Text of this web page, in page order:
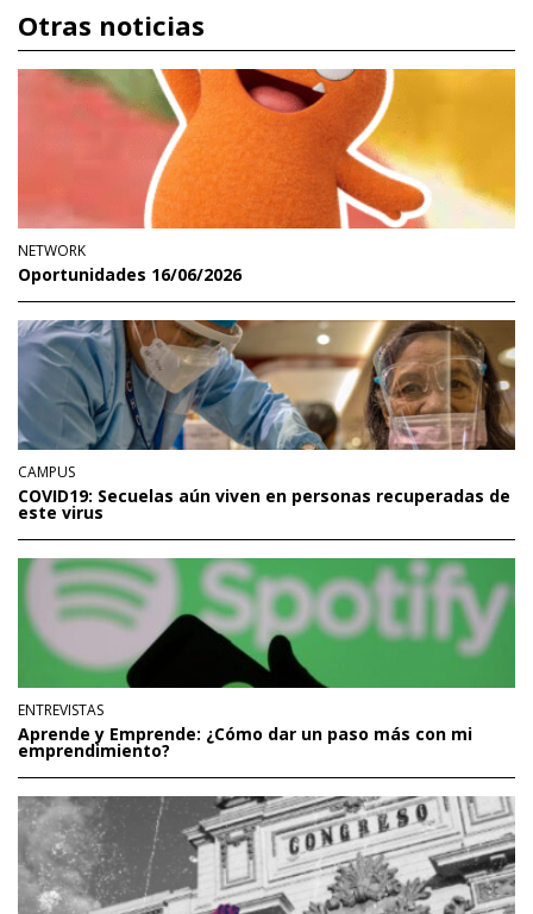
Otras noticias
NETWORK
Oportunidades 16/06/2026
CAMPUS
COVID19: Secuelas aún viven en personas recuperadas de
este virus
ENTREVISTAS
Aprende y Emprende: ¿Cómo dar un paso más con mi
emprendimiento?